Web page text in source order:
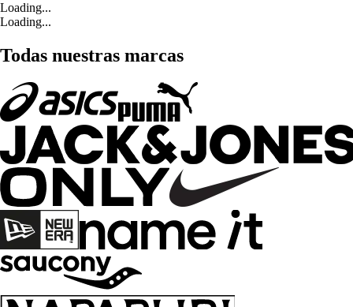
Loading...
Loading...
Todas nuestras marcas